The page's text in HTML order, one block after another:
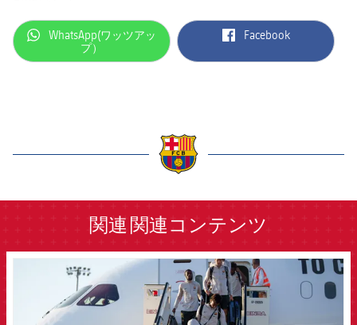
label.aria.whatsapp
WhatsApp(ワッツアッ
プ）
label.aria.facebook
Facebook
関連 関連コンテンツ
FCB Barcelona badge